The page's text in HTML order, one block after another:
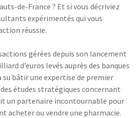
de-France ? Et si vous décriviez
expérimentés qui vous
réussie.
gérées depuis son lancement
d’euros levés auprès des banques
su bâtir une expertise de premier
études stratégiques concernant
un partenaire incontournable pour
acheter ou vendre une pharmacie.